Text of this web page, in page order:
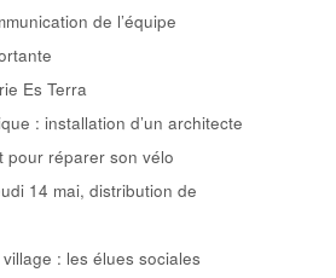
de l’équipe
Es Terra
: installation d’un architecte
pour réparer son vélo
14 mai, distribution de
: les élues sociales